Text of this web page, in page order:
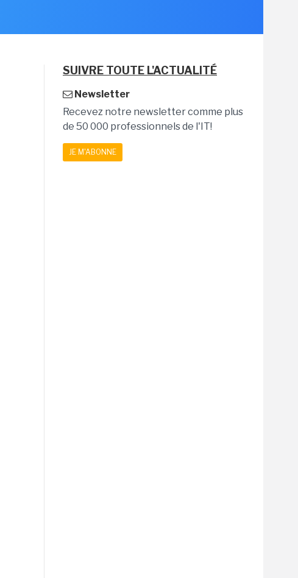
SUIVRE TOUTE L'ACTUALITÉ
Newsletter
Recevez notre newsletter comme plus
de 50 000 professionnels de l'IT!
JE M'ABONNE